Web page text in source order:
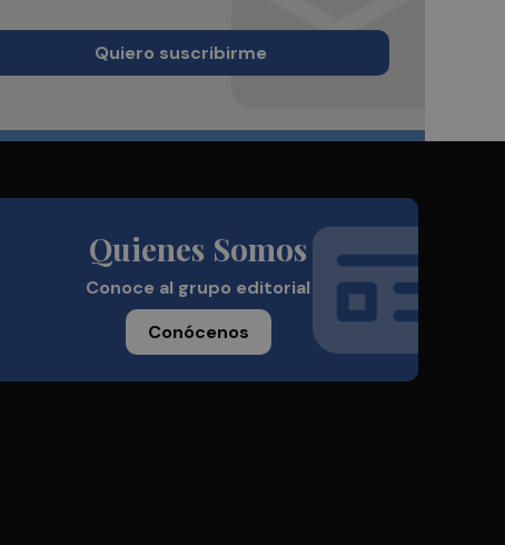
Quiero suscribirme
Quienes Somos
Conoce al grupo editorial
Conócenos